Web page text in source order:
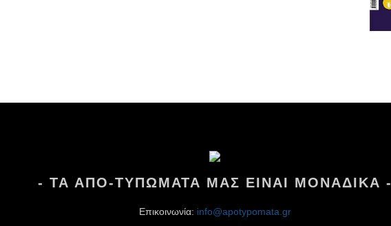
- ΤΑ ΑΠΟ-ΤΥΠΩΜΑΤΑ ΜΑΣ ΕΙΝΑΙ ΜΟΝΑΔΙΚΑ -
Επικοινωνία: info@apotypomata.gr